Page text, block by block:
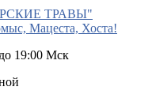
ТРАВЫ"
Мацеста, Хоста!
19:00 Мск